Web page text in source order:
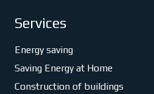
Services
Energy saving
Saving Energy at Home
Construction of buildings